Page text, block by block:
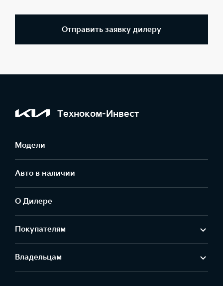
Отправить заявку дилеру
Техноком-Инвест
Модели
Авто в наличии
О Дилере
Покупателям
Владельцам